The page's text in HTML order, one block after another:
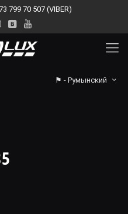
799 70 507 (VIBER)
⚑ - Румынский